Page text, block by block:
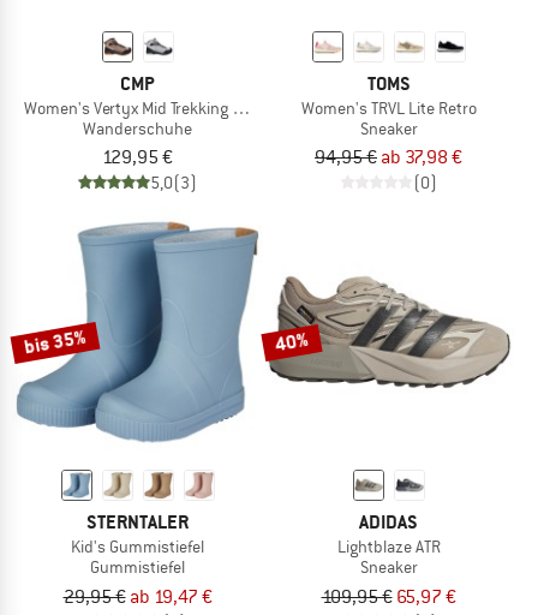
CMP
Women's Vertyx Mid Trekking Shoes WP
Wanderschuhe
129,95 €
5,0(3)
TOMS
Women's TRVL Lite Retro
Sneaker
94,95 € ab 37,98 €
(0)
bis 35%
STERNTALER
Kid's Gummistiefel
Gummistiefel
29,95 € ab 19,47 €
40%
ADIDAS
Lightblaze ATR
Sneaker
109,95 € 65,97 €